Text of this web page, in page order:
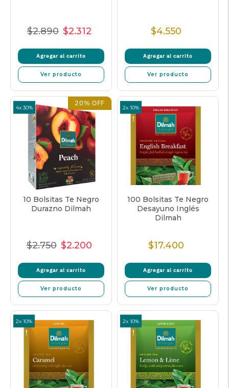
Precio
$2.890 Precio
oferta
$2.312
Agregar al carrito
Ver producto
Precio
$4.550
Agregar al carrito
Ver producto
4x 30% 20% OFF
10 Bolsitas Te Negro
Durazno Dilmah
Precio
$2.750 Precio
oferta
$2.200
Agregar al carrito
Ver producto
2x 10%
100 Bolsitas Te Negro
Desayuno Inglés
Dilmah
Precio
$17.400
Agregar al carrito
Ver producto
2x 10% 2x 10%